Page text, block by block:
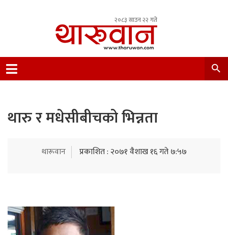
२०८३ साउन २२ गते
Nepal.
थारु र मधेसीबीचको भिन्नता
थारूवान प्रकाशित : २०७१ वैशाख १६ गते ७:५७